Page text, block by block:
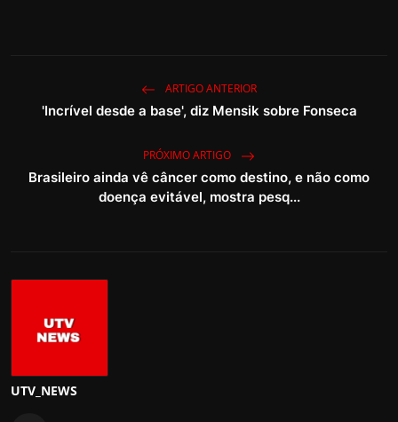
ARTIGO ANTERIOR
'Incrível desde a base', diz Mensik sobre Fonseca
PRÓXIMO ARTIGO
Brasileiro ainda vê câncer como destino, e não como
doença evitável, mostra pesq...
UTV_NEWS